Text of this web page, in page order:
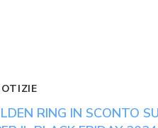
RING IN SCONTO